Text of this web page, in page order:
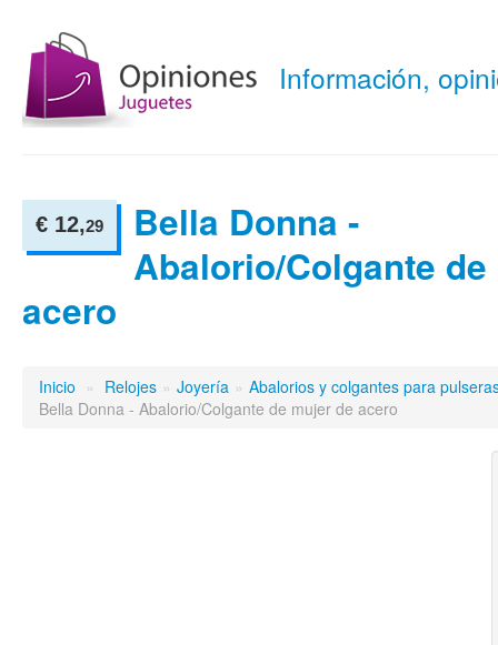
Información,
€ 12,29
Bella Donna -
Abalorio/Colgante
acero
Inicio » Relojes » Joyería » Abalorios y colgantes para
Bella Donna - Abalorio/Colgante de mujer de acero